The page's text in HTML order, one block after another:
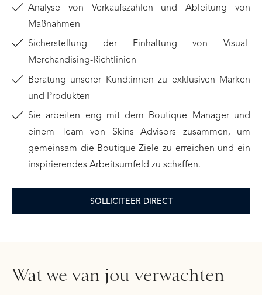
Analyse von Verkaufszahlen und Ableitung von
Maßnahmen
Sicherstellung der Einhaltung von Visual-
Merchandising-Richtlinien
Beratung unserer Kund:innen zu exklusiven Marken
und Produkten
Sie arbeiten eng mit dem Boutique Manager und
einem Team von Skins Advisors zusammen, um
gemeinsam die Boutique-Ziele zu erreichen und ein
inspirierendes Arbeitsumfeld zu schaffen.
SOLLICITEER DIRECT
Wat we van jou verwachten